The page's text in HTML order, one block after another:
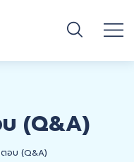
(Q&A)
อบ (Q&A)